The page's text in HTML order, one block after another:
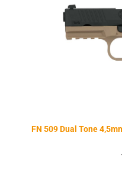
FN 509 Dual Tone